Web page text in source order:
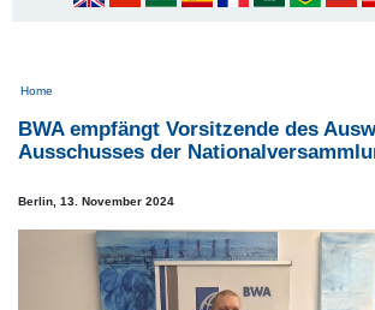
Pfadnavigation
Home
BWA empfängt Vorsitzende des
Ausschusses der
Berlin, 13. November 2024